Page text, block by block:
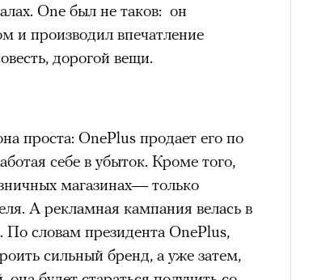
One был не таков: он
и производил впечатление
дорогой вещи.
проста: OnePlus продает его по
себе в убыток. Кроме того,
магазинах— только
А рекламная кампания велась в
По словам президента OnePlus,
сильный бренд, а уже затем,
на политическую актуальность —
Гранде
«Зеленые глаза» (Les Yeux
многоквартирного
которому было присвоено его
в оригинальности: мы уже
семей (даже
кому. В этом случае проблема со
момент.
мощный выброс
запоминает восхождение как один
ипочувствовать контроль над собой.
в горах создает между
связи и чувство доверия.
«гена высоты», но
чаще тянутся люди с высокой
готовностью к риску.